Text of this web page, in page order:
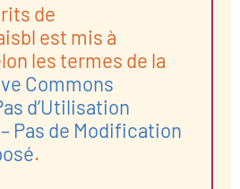
de
est mis à
les termes de la
Commons
d’Utilisation
Pas de Modification
.